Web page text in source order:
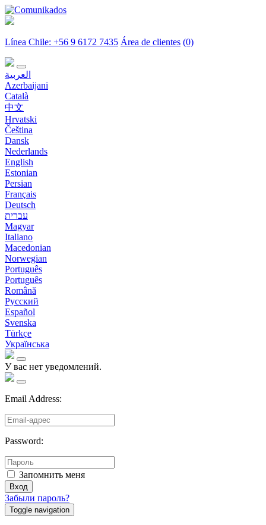
Línea Chile: +56 9 6172 7435 Área de clientes (0)
العربية
Azerbaijani
Català
中文
Hrvatski
Čeština
Dansk
Nederlands
English
Estonian
Persian
Français
Deutsch
עברית
Magyar
Italiano
Macedonian
Norwegian
Português
Português
Română
Русский
Español
Svenska
Türkçe
Українська
У вас нет уведомлений.
Email Address:
Password:
Запомнить меня
Вход
Забыли пароль?
Toggle navigation